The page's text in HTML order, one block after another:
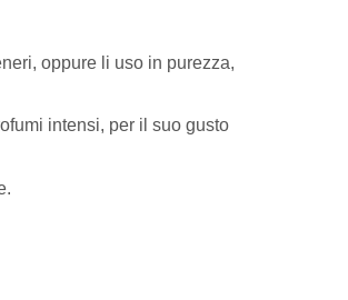
oppure li uso in purezza,
intensi, per il suo gusto